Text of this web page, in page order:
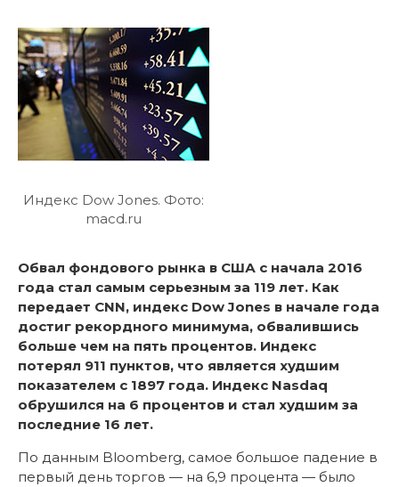
Индекс Dow Jones. Фото:
macd.ru
Обвал фондового рынка в США с начала 2016
года стал самым серьезным за 119 лет. Как
передает CNN, индекс Dow Jones в начале года
достиг рекордного минимума, обвалившись
больше чем на пять процентов. Индекс
потерял 911 пунктов, что является худшим
показателем с 1897 года. Индекс Nasdaq
обрушился на 6 процентов и стал худшим за
последние 16 лет.
По данным Bloomberg, самое большое падение в
первый день торгов — на 6,9 процента — было